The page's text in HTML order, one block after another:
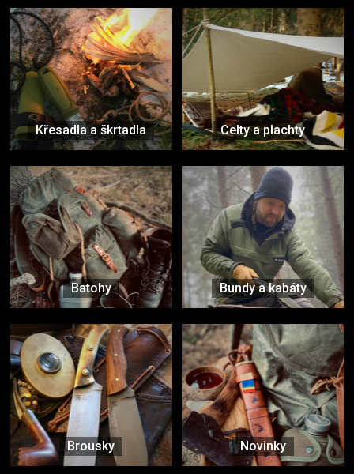
Křesadla a škrtadla Celty a plachty
Batohy Bundy a kabáty
Brousky Novinky